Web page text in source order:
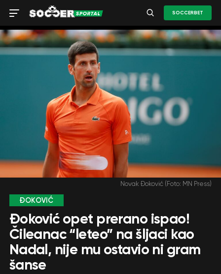
SOCCERBET
Novak Đoković (Foto: MN Press)
ĐOKOVIĆ
Đoković opet prerano ispao!
Čileanac “leteo” na šljaci kao
Nadal, nije mu ostavio ni gram
šanse